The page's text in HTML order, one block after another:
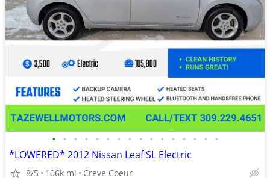
• • • • • • • • • • • • • • • •
*LOWERED* 2012 Nissan Leaf SL Electric
8/5 106k mi Creve Coeur